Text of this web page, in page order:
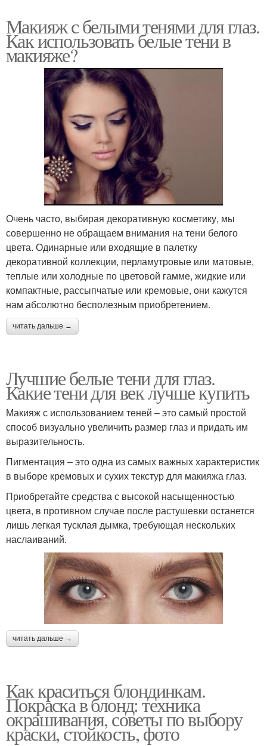
Макияж с белыми тенями для глаз.
Как использовать белые тени в
макияже?
Очень часто, выбирая декоративную косметику, мы
совершенно не обращаем внимания на тени белого
цвета. Одинарные или входящие в палетку
декоративной коллекции, перламутровые или матовые,
теплые или холодные по цветовой гамме, жидкие или
компактные, рассыпчатые или кремовые, они кажутся
нам абсолютно бесполезным приобретением.
читать дальше →
Лучшие белые тени для глаз.
Какие тени для век лучше купить
Макияж с использованием теней – это самый простой
способ визуально увеличить размер глаз и придать им
выразительность.
Пигментация – это одна из самых важных характеристик
в выборе кремовых и сухих текстур для макияжа глаз.
Приобретайте средства с высокой насыщенностью
цвета, в противном случае после растушевки останется
лишь легкая тусклая дымка, требующая нескольких
наслаиваний.
читать дальше →
Как краситься блондинкам.
Покраска в блонд: техника
окрашивания, советы по выбору
краски, стойкость, фото